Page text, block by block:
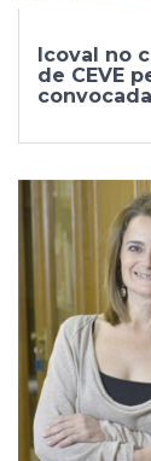
Icoval no
de CEVE